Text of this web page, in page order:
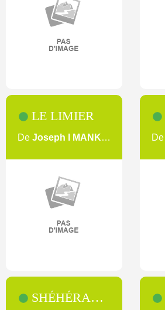
LE LIMIER
De Joseph l MANKIEWICZ De
SHÉHÉRAZADE